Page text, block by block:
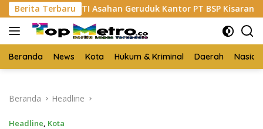
Langsung
ke
konten
Berita Terbaru
Asahan Geruduk Kantor PT BSP Kisaran Budi Yanto
Beranda News Kota Hukum & Kriminal Daerah
Beranda Headline
Headline, Kota